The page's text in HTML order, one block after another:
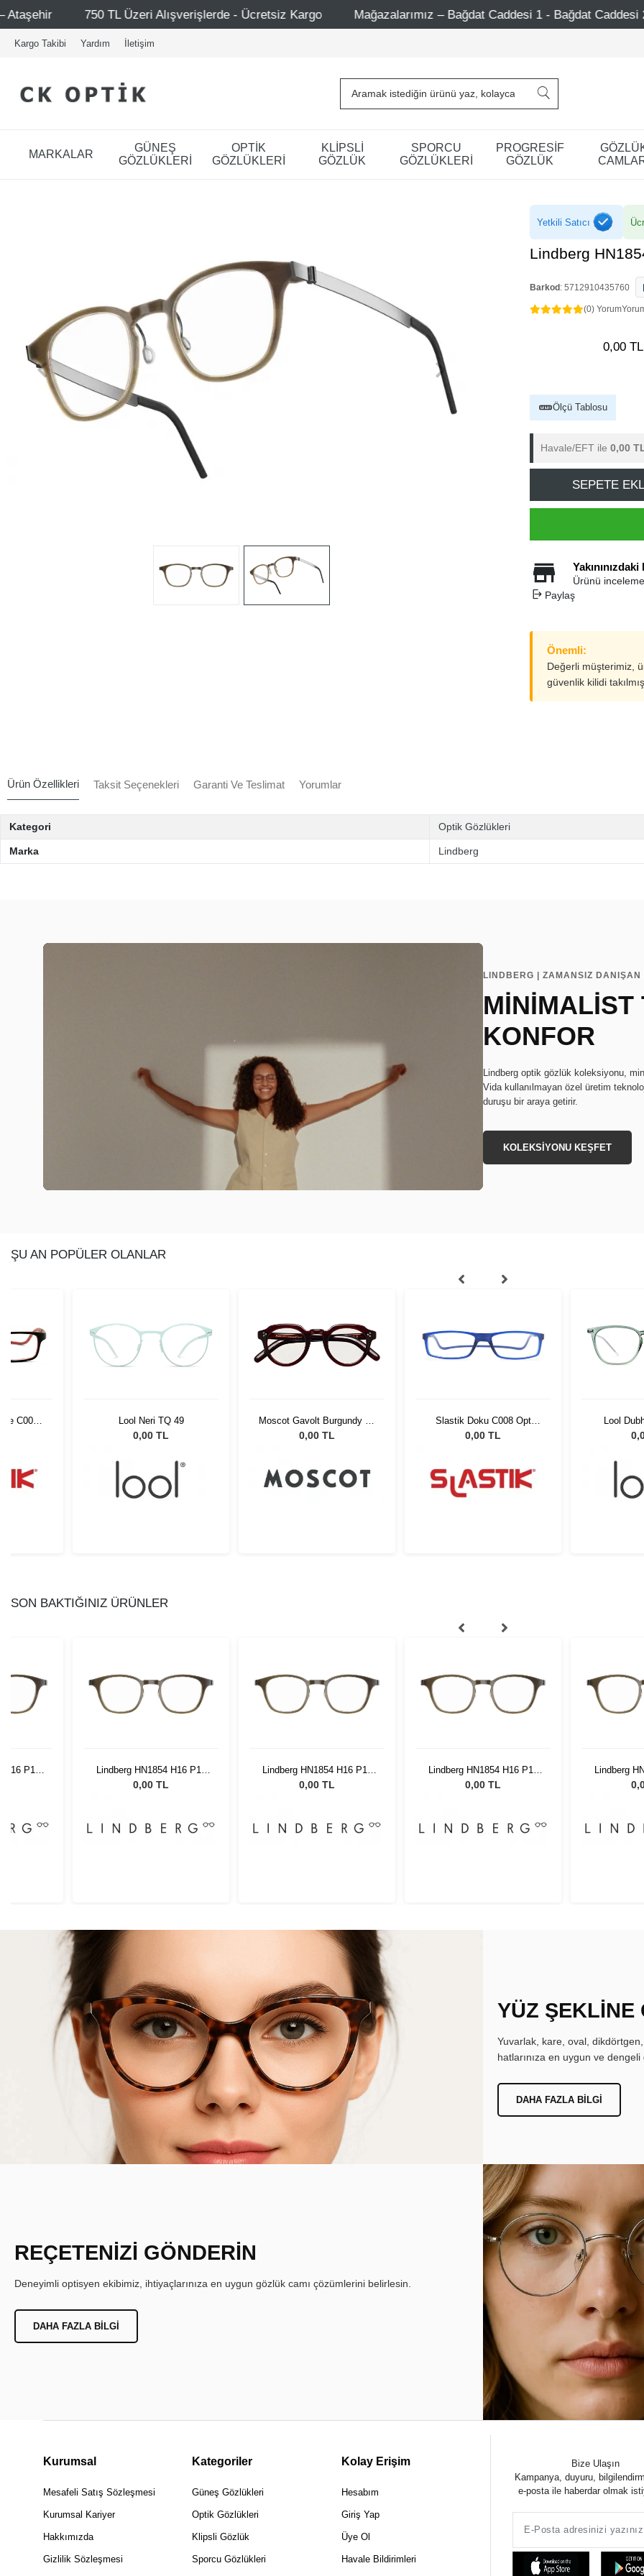
Alışverişlerde - Ücretsiz Kargo Mağazalarımız – Bağdat Caddesi 1 - Bağdat Caddesi 2 - Nişantaşı – Etiler –
Kargo Takibi Yardım İletişim
MARKALAR
GÜNEŞ
GÖZLÜKLERİ
OPTİK
GÖZLÜKLERİ
KLİPSLİ
GÖZLÜK
SPORCU
GÖZLÜKLERİ
PROGRESİF
GÖZLÜK
Yetkili Satıcı
Lindberg
Barkod : 5712910435760
(0) Yorum
0,00 TL
Ölçü Tablosu
Havale/EFT ile 0,00
SEPETE
Ürünü
Paylaş
Önemli:
Değerli müşterimiz,
güvenlik kilidi
Ürün Özellikleri Taksit Seçenekleri Garanti Ve Teslimat Yorumlar
Kategori Optik Gözlükleri
Marka Lindberg
LINDBERG | ZAMANSIZ DANIŞAN
MİNİMALİST
KONFOR
Lindberg optik gözlük koleksiyonu,
Vida kullanılmayan özel üretim
duruşu bir araya getirir.
KOLEKSİYONU KEŞFET
ŞU AN POPÜLER OLANLAR
C004
Lool Neri TQ 49
0,00 TL
Moscot Gavolt Burgundy 45
0221-01
0,00 TL
Slastik Doku C008 Opt
1055081
0,00 TL
Lool
SON BAKTIĞINIZ ÜRÜNLER
P10
Lindberg HN1854 H16 P10
48 135
0,00 TL
Lindberg HN1854 H16 P10
48 135
0,00 TL
Lindberg HN1854 H16 P10
48 135
0,00 TL
Lindberg
YÜZ ŞEKLİNE
Yuvarlak, kare, oval,
hatlarınıza en uygun ve
DAHA FAZLA BILGI
REÇETENİZİ GÖNDERİN
Deneyimli optisyen ekibimiz, ihtiyaçlarınıza en uygun gözlük camı çözümlerini belirlesin.
DAHA FAZLA BILGI
Kurumsal
Mesafeli Satış Sözleşmesi
Kurumsal Kariyer
Hakkımızda
Gizlilik Sözleşmesi
Kategoriler
Güneş Gözlükleri
Optik Gözlükleri
Klipsli Gözlük
Sporcu Gözlükleri
Kolay Erişim
Hesabım
Giriş Yap
Üye Ol
Havale Bildirimleri
Bize Ulaşın
Kampanya, duyuru,
e-posta ile haberdar olmak